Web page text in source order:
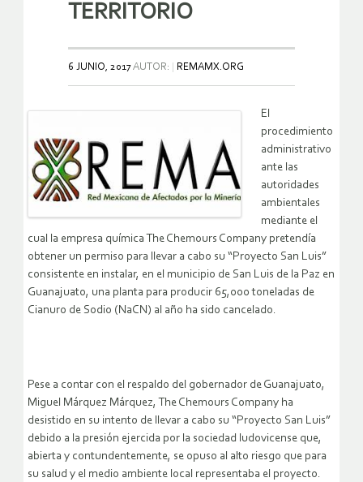
TERRITORIO
6 JUNIO, 2017AUTOR: REMAMX.ORG
El
procedimiento
administrativo
ante las
autoridades
ambientales
mediante el
cual la empresa química The Chemours Company pretendía
obtener un permiso para llevar a cabo su “Proyecto San Luis”
consistente en instalar, en el municipio de San Luis de la Paz en
Guanajuato, una planta para producir 65,000 toneladas de
Cianuro de Sodio (NaCN) al año ha sido cancelado.
Pese a contar con el respaldo del gobernador de Guanajuato,
Miguel Márquez Márquez, The Chemours Company ha
desistido en su intento de llevar a cabo su “Proyecto San Luis”
debido a la presión ejercida por la sociedad ludovicense que,
abierta y contundentemente, se opuso al alto riesgo que para
su salud y el medio ambiente local representaba el proyecto.